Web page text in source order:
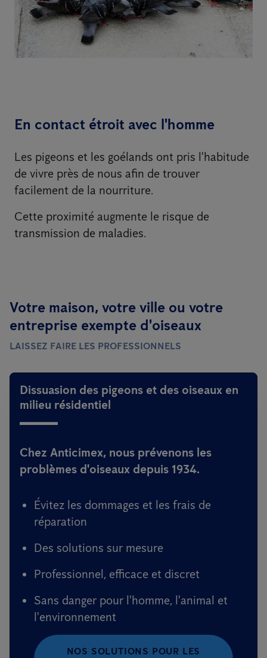
En contact étroit avec l'homme
Les pigeons et les goélands ont pris l'habitude
de vivre près de nous afin de trouver
facilement de la nourriture.
Cette proximité augmente le risque de
transmission de maladies.
Votre maison, votre ville ou votre
entreprise exempte d'oiseaux
LAISSEZ FAIRE LES PROFESSIONNELS
Dissuasion des pigeons et des oiseaux en
milieu résidentiel
Chez Anticimex, nous prévenons les
problèmes d'oiseaux depuis 1934.
Évitez les dommages et les frais de
réparation
Des solutions sur mesure
Professionnel, efficace et discret
Sans danger pour l'homme, l'animal et
l'environnement
NOS SOLUTIONS POUR LES